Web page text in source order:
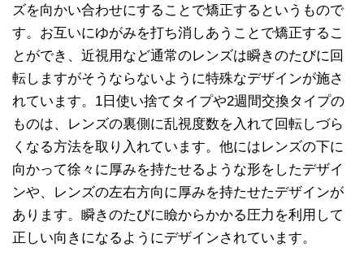
ズを向かい合わせにすることで矯正するというもので
す。お互いにゆがみを打ち消しあうことで矯正するこ
とができ、近視用など通常のレンズは瞬きのたびに回
転しますがそうならないように特殊なデザインが施さ
れています。1日使い捨てタイプや2週間交換タイプの
ものは、レンズの裏側に乱視度数を入れて回転しづら
くなる方法を取り入れています。他にはレンズの下に
向かって徐々に厚みを持たせるような形をしたデザイ
ンや、レンズの左右方向に厚みを持たせたデザインが
あります。瞬きのたびに瞼からかかる圧力を利用して
正しい向きになるようにデザインされています。